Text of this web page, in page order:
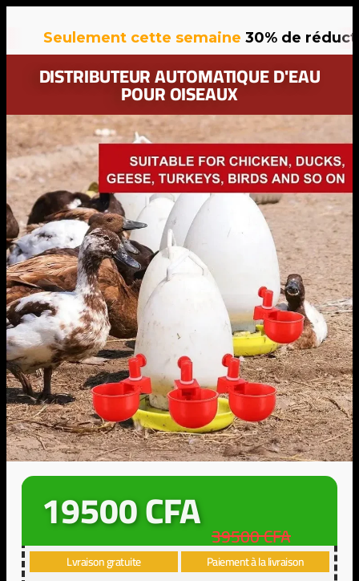
cette semaine30% de réductionsur
DISTRIBUTEUR AUTOMATIQUE D'EAU
POUR OISEAUX
19500 CFA 39500 CFA
Lvraison gratuite Paiement à la livraison